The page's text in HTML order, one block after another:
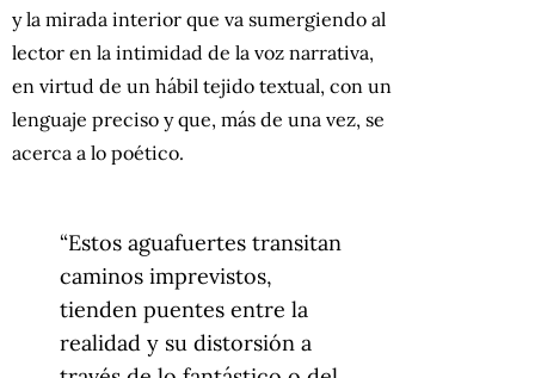
y la mirada interior que va sumergiendo al
lector en la intimidad de la voz narrativa,
en virtud de un hábil tejido textual, con un
lenguaje preciso y que, más de una vez, se
acerca a lo poético.
“Estos aguafuertes transitan
caminos imprevistos,
tienden puentes entre la
realidad y su distorsión a